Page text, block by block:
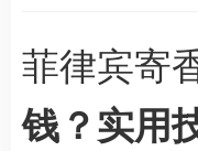
菲律宾寄
钱？实用